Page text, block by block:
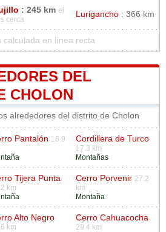
: 245 km el
cerca
Lurigancho : 366 km
calculada en línea recta
DEL
CHOLON
alrededores del distrito de Cholon
Pantalón 16.9
Cordillera de Turco
17.3 km
Montañas
Tijera Punta
km
Cerro Porvenir 27.2
km
Montaña
Alto Negro
km
Cerro Cahuacocha
29.4 km